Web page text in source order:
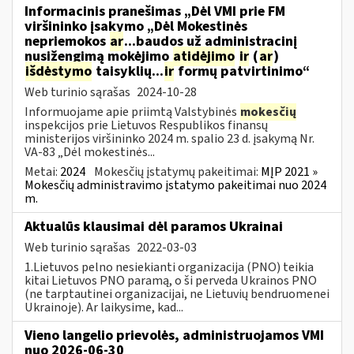
Informacinis pranešimas „Dėl VMI prie FM
viršininko įsakymo „Dėl Mokestinės
nepriemokos ar...baudos už administracinį
nusižengimą mokėjimo atidėjimo ir (ar)
išdėstymo taisyklių...irformų patvirtinimo“
Web turinio sąrašas 2024-10-28
Informuojame apie priimtą Valstybinės mokesčių
inspekcijos prie Lietuvos Respublikos finansų
ministerijos viršininko 2024 m. spalio 23 d. įsakymą Nr.
VA-83 „Dėl mokestinės...
Metai: 2024 Mokesčių įstatymų pakeitimai: MĮP 2021 »
Mokesčių administravimo įstatymo pakeitimai nuo 2024
m.
Aktualūs klausimai dėl paramos Ukrainai
Web turinio sąrašas 2022-03-03
1.Lietuvos pelno nesiekianti organizacija (PNO) teikia
kitai Lietuvos PNO paramą, o ši perveda Ukrainos PNO
(ne tarptautinei organizacijai, ne Lietuvių bendruomenei
Ukrainoje). Ar laikysime, kad...
Vieno langelio prievolės, administruojamos VMI
nuo 2026-06-30